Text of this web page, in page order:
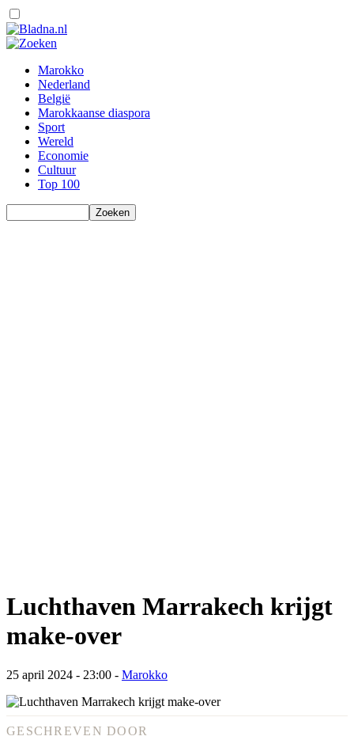
Marokko
Nederland
België
Marokkaanse diaspora
Sport
Wereld
Economie
Cultuur
Top 100
Luchthaven Marrakech krijgt
make-over
25 april 2024 - 23:00 - Marokko
GESCHREVEN DOOR